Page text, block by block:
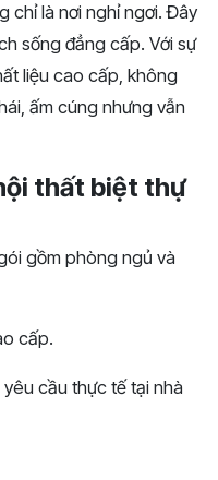
chỉ là nơi nghỉ ngơi. Đây
sống đẳng cấp. Với sự
liệu cao cấp, không
ấm cúng nhưng vẫn
thất biệt thự
gồm phòng ngủ và
cấp.
cầu thực tế tại nhà